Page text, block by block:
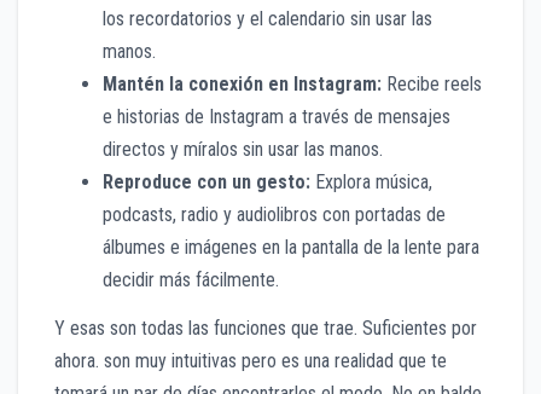
los recordatorios y el calendario sin usar las
manos.
Mantén la conexión en Instagram: Recibe reels
e historias de Instagram a través de mensajes
directos y míralos sin usar las manos.
Reproduce con un gesto: Explora música,
podcasts, radio y audiolibros con portadas de
álbumes e imágenes en la pantalla de la lente para
decidir más fácilmente.
Y esas son todas las funciones que trae. Suficientes por
ahora. son muy intuitivas pero es una realidad que te